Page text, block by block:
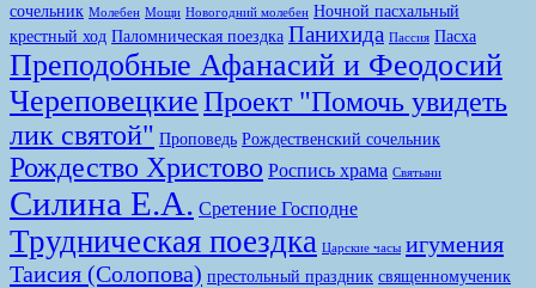
сочельник Молебен Мощи Новогодний молебен Ночной пасхальный
крестный ход Паломническая поездка Панихида Пассия Пасха
Преподобные Афанасий и Феодосий
ЧереповецкиеПроект "Помочь увидеть
лик святой" Проповедь Рождественский сочельник
Рождество Христово Роспись храма Святыни
Силина Е.А. Сретение Господне
Трудническая поездка Царские часы игумения
Таисия (Солопова) престольный праздник священномученик